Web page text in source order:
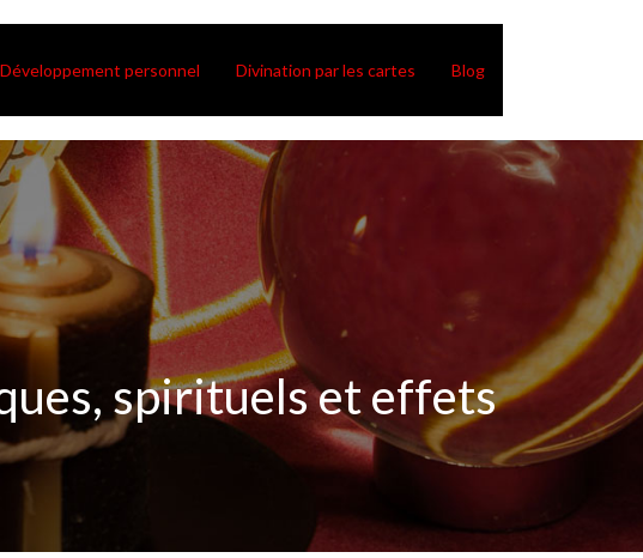
Développement personnel Divination par les cartes Blog
spirituels et effets